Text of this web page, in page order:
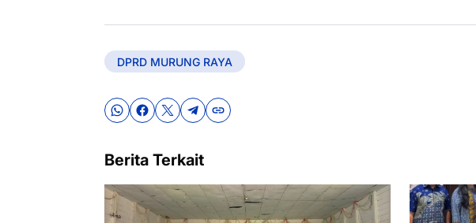
DPRD MURUNG RAYA
Berita Terkait